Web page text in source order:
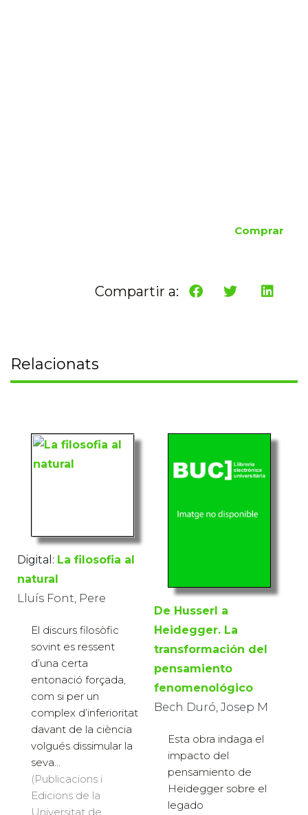
Comprar
Compartir a:
Relacionats
Digital: La filosofia al
natural
Lluís Font, Pere
El discurs filosòfic
sovint es ressent
d’una certa
entonació forçada,
com si per un
complex d’inferioritat
davant de la ciència
volgués dissimular la
seva...
(Publicacions i
Edicions de la
Universitat de
De Husserl a
Heidegger. La
transformación del
pensamiento
fenomenológico
Bech Duró, Josep M
Esta obra indaga el
impacto del
pensamiento de
Heidegger sobre el
legado